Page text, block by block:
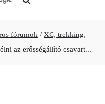
fórumok / XC, trekking,
az erősségállító csavart...